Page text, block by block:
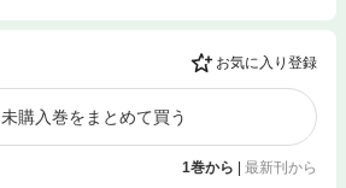
お気に入り登録
未購入巻をまとめて買う
1巻から 最新刊から